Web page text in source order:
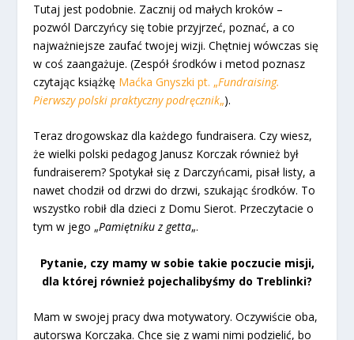
Tutaj jest podobnie. Zacznij od małych kroków –
pozwól Darczyńcy się tobie przyjrzeć, poznać, a co
najważniejsze zaufać twojej wizji. Chętniej wówczas się
w coś zaangażuje. (Zespół środków i metod poznasz
czytając książkę Maćka Gnyszki pt. „Fundraising.
Pierwszy polski praktyczny podręcznik„).
Teraz drogowskaz dla każdego fundraisera. Czy wiesz,
że wielki polski pedagog Janusz Korczak również był
fundraiserem? Spotykał się z Darczyńcami, pisał listy, a
nawet chodził od drzwi do drzwi, szukając środków. To
wszystko robił dla dzieci z Domu Sierot. Przeczytacie o
tym w jego „Pamiętniku z getta„.
Pytanie, czy mamy w sobie takie poczucie misji,
dla której również pojechalibyśmy do Treblinki?
Mam w swojej pracy dwa motywatory. Oczywiście oba,
autorswa Korczaka. Chce się z wami nimi podzielić, bo